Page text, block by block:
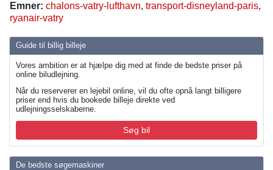
Guide til billig billeje
Vores ambition er at hjælpe dig med at finde de bedste priser på
online biludlejning.
Når du reserverer en lejebil online, vil du ofte opnå langt billigere
priser end hvis du bookede billeje direkte ved
udlejningsselskaberne.
Søg bil
De bedste søgemaskiner
Emner: chalons-vatry-lufthavn, transport-disneyland-paris,
ryanair-vatry